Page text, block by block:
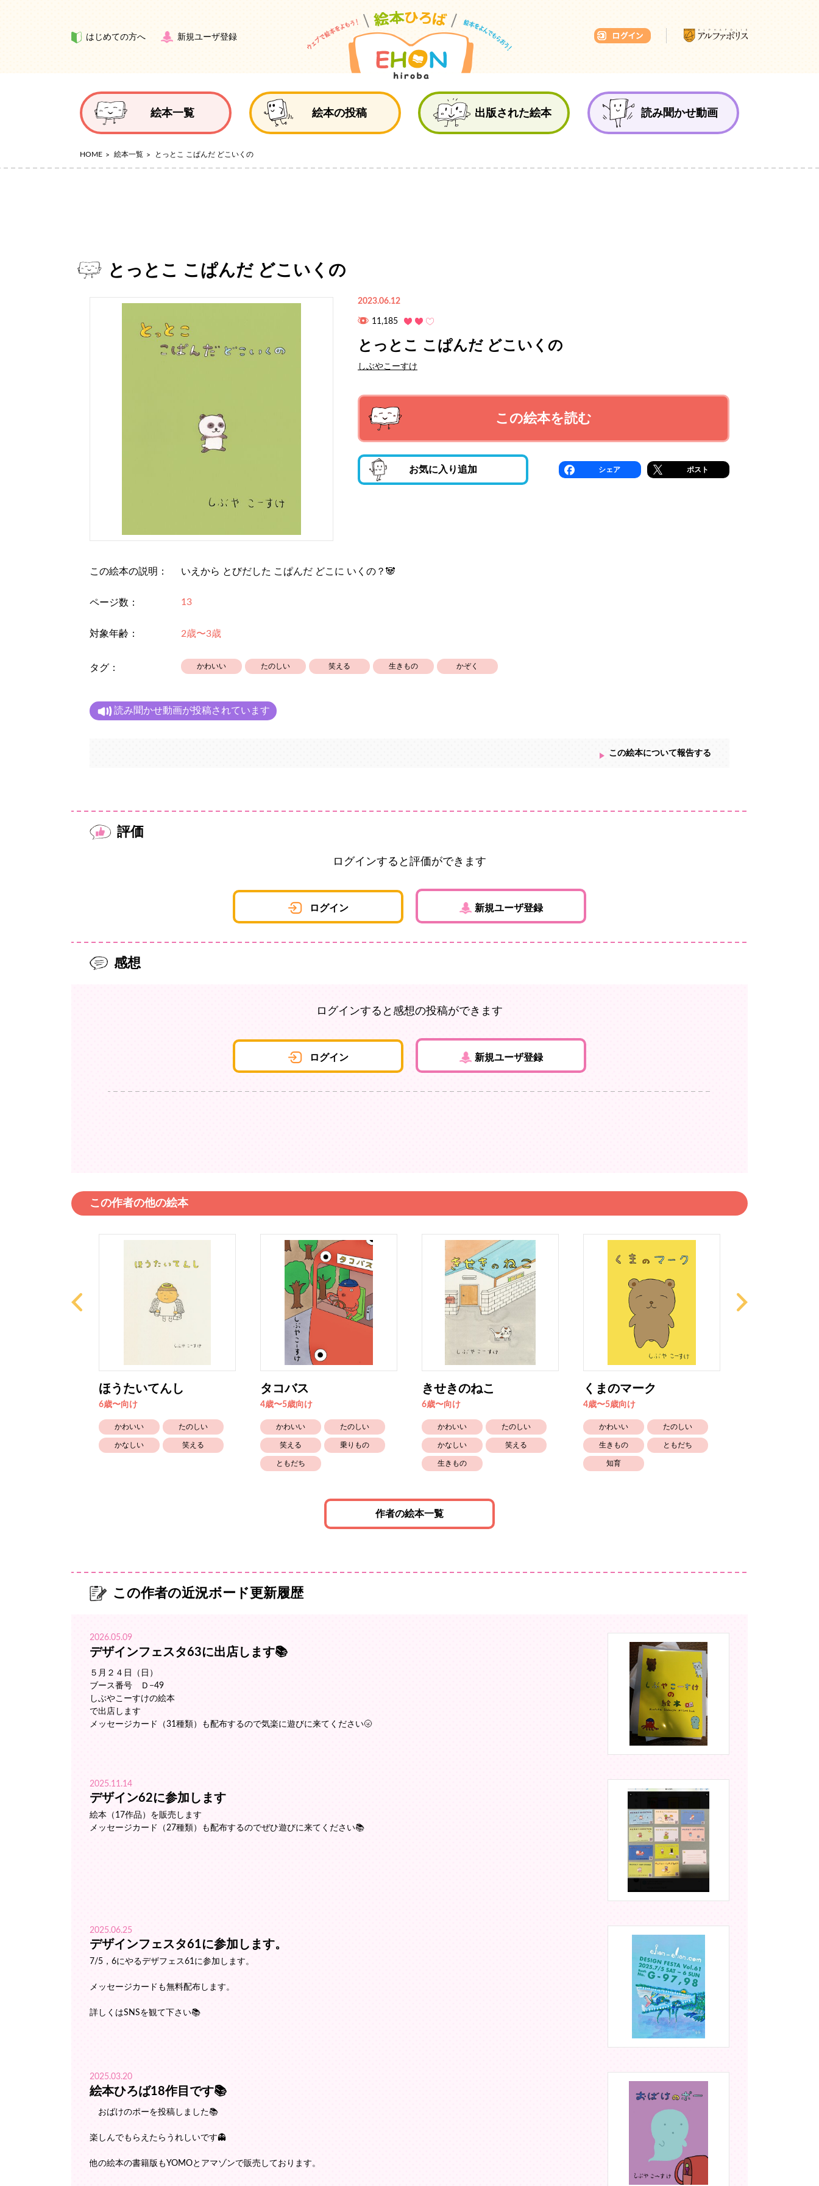
はじめての方へ 新規ユーザ登録
絵本一覧 絵本の投稿 出版された絵本 読み聞かせ動画
HOME 絵本一覧 とっとこ こぱんだ どこいくの
とっとこ こぱんだ どこいくの
2023.06.12
11,185
とっとこ こぱんだ どこいくの
しぶやこーすけ
この絵本を読む
お気に入り追加 シェア ポスト
この絵本の説明： いえから とびだした こぱんだ どこに いくの？🐼
ページ数： 13
対象年齢： 2歳〜3歳
タグ： かわいい たのしい 笑える 生きもの かぞく
読み聞かせ動画が投稿されています
この絵本について報告する
評価
ログインすると評価ができます
ログイン 新規ユーザ登録
感想
ログインすると感想の投稿ができます
ログイン 新規ユーザ登録
この作者の他の絵本
ほうたいてんし
6歳〜向け
かわいい たのしい
かなしい 笑える
タコバス
4歳〜5歳向け
かわいい たのしい
笑える 乗りもの
ともだち
きせきのねこ
6歳〜向け
かわいい たのしい
かなしい 笑える
生きもの
くまのマーク
4歳〜5歳向け
かわいい たのしい
生きもの ともだち
知育
作者の絵本一覧
この作者の近況ボード更新履歴
2026.05.09
デザインフェスタ63に出店します📚️
５月２４日（日）
ブース番号 Ｄ−49
しぶやこーすけの絵本
で出店します
メッセージカード（31種類）も配布するので気楽に遊びに来てください🌝
2025.11.14
デザイン62に参加します
絵本（17作品）を販売します
メッセージカード（27種類）も配布するのでぜひ遊びに来てください📚️
2025.06.25
デザインフェスタ61に参加します。
7/5，6にやるデザフェス61に参加します。
メッセージカードも無料配布します。
詳しくはSNSを観て下さい📚️
2025.03.20
絵本ひろば18作目です📚️
おばけのポーを投稿しました📚️
楽しんでもらえたらうれしいです👻
他の絵本の書籍版もYOMOとアマゾンで販売しております。